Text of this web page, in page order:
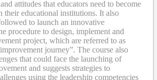
attitudes that educators need to become
their educational institutions. It also
to launch an innovative
procedure to design, implement and
project, which are referred to as
journey”. The course also
that could face the launching of
and suggests strategies to
using the leadership competencies